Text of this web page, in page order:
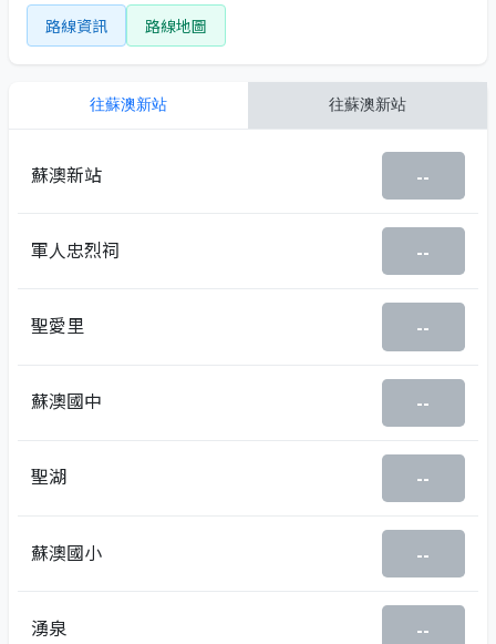
路線資訊 路線地圖
往蘇澳新站 往蘇澳新站
蘇澳新站 --
軍人忠烈祠 --
聖愛里 --
蘇澳國中 --
聖湖 --
蘇澳國小 --
湧泉 --